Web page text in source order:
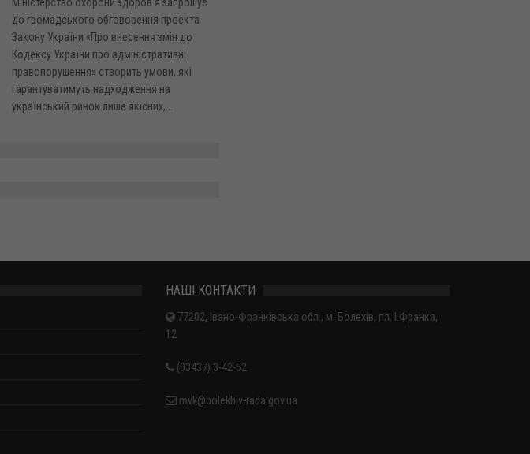
Міністерство охорони здоров'я запрошує
до громадського обговорення проекта
Закону України «Про внесення змін до
Кодексу України про адміністративні
правопорушення» створить умови, які
гарантуватимуть надходження на
український ринок лише якісних,...
НАШІ КОНТАКТИ
77202, Івано-Франківська обл., м. Болехів, пл. І.Франка,
12
(03437) 3-42-52
mvk@bolekhiv-rada.gov.ua